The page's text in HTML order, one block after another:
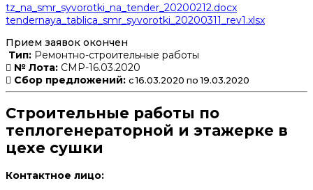
tz_na_smr_syvorotki_na_tender_20200212.docx
tendernaya_tablica_smr_syvorotki_20200311_rev1.xlsx
Прием заявок окончен
Тип: Ремонтно-строительные работы
№ Лота: СМР-16.03.2020
Сбор предложений: с 16.03.2020 по 19.03.2020
Строительные работы по
теплогенераторной и этажерке в
цехе сушки
Контактное лицо: